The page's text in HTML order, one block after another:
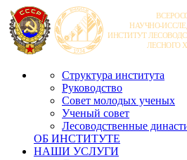
Структура института
Руководство
Совет молодых ученых
Ученый совет
Лесоводственные
ОБ ИНСТИТУТЕ
НАШИ УСЛУГИ